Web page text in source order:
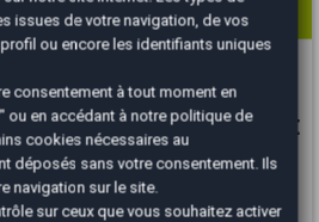
19 990 €
Automatique
issues de votre navigation, de vos
ou encore les identifiants uniques
consentement à tout moment en
ou en accédant à notre politique de
cookies nécessaires au
déposés sans votre consentement. Ils
navigation sur le site.
sur ceux que vous souhaitez activer